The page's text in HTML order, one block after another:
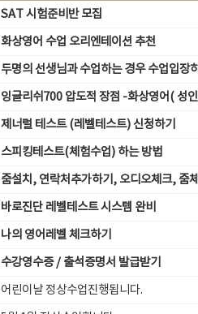
SAT 시험준비반 모집
화상영어 수업 오리엔테이션 추천
두명의 선생님과 수업하는 경우 수업입장
잉글리쉬700 압도적 장점 -화상영어( 성
제너럴 테스트 (레벨테스트) 신청하기
스피킹테스트(체험수업) 하는 방법
줌설치, 연락처추가하기, 오디오체크, 줌
바로진단 레벨테스트 시스템 완비
나의 영어레벨 체크하기
수강영수증 / 출석증명서 발급받기
어린이날 정상수업진행됩니다.